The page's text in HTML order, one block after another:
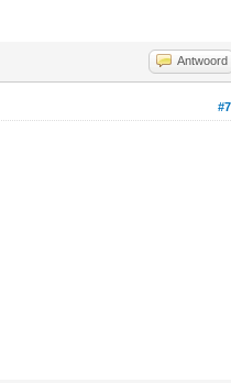
Antwoord
#7